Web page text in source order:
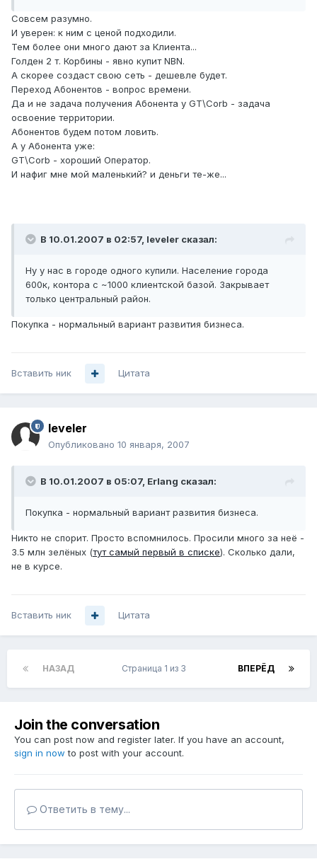
Совсем разумно.
И уверен: к ним с ценой подходили.
Тем более они много дают за Клиента...
Голден 2 т. Корбины - явно купит NBN.
А скорее создаст свою сеть - дешевле будет.
Переход Абонентов - вопрос времени.
Да и не задача получения Абонента у GT\Corb - задача
освоение территории.
Абонентов будем потом ловить.
А у Абонента уже:
GT\Corb - хороший Оператор.
И нафиг мне мой маленький? и деньги те-же...
В 10.01.2007 в 02:57, leveler сказал:
Ну у нас в городе одного купили. Население города
600к, контора с ~1000 клиентской базой. Закрывает
только центральный район.
Покупка - нормальный вариант развития бизнеса.
Вставить ник Цитата
leveler
Опубликовано 10 января, 2007
В 10.01.2007 в 05:07, Erlang сказал:
Покупка - нормальный вариант развития бизнеса.
Никто не спорит. Просто вспомнилось. Просили много за неё -
3.5 млн зелёных (тут самый первый в списке). Сколько дали,
не в курсе.
Вставить ник Цитата
НАЗАД ВПЕРЁД
Страница 1 из 3
Join the conversation
You can post now and register later. If you have an account,
sign in now to post with your account.
Ответить в тему...